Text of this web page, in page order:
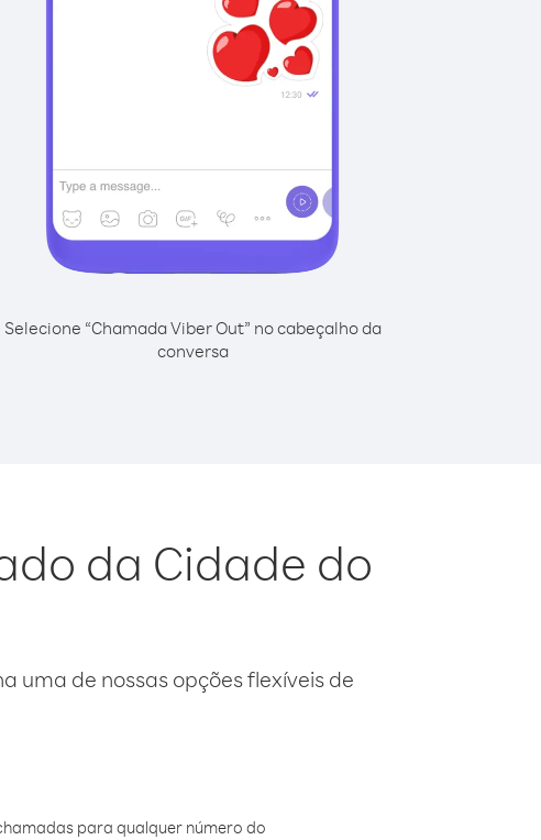
Selecione “Chamada Viber Out” no cabeçalho da
conversa
da Cidade do
uma de nossas opções flexíveis de
para qualquer número do